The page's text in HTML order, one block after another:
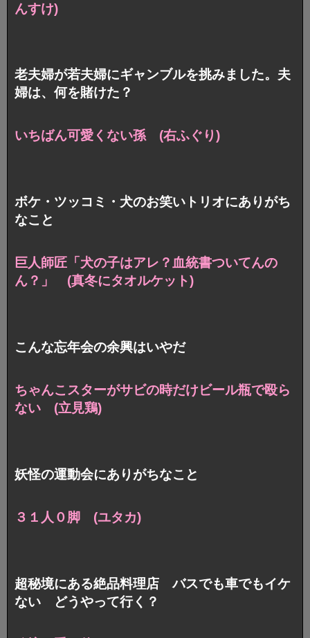
んすけ)
老夫婦が若夫婦にギャンブルを挑みました。夫
婦は、何を賭けた？
いちばん可愛くない孫 (右ふぐり)
ボケ・ツッコミ・犬のお笑いトリオにありがち
なこと
巨人師匠「犬の子はアレ？血統書ついてんの
ん？」 (真冬にタオルケット)
こんな忘年会の余興はいやだ
ちゃんこスターがサビの時だけビール瓶で殴ら
ない (立見鶏)
妖怪の運動会にありがちなこと
３１人０脚 (ユタカ)
超秘境にある絶品料理店 バスでも車でもイケ
ない どうやって行く？